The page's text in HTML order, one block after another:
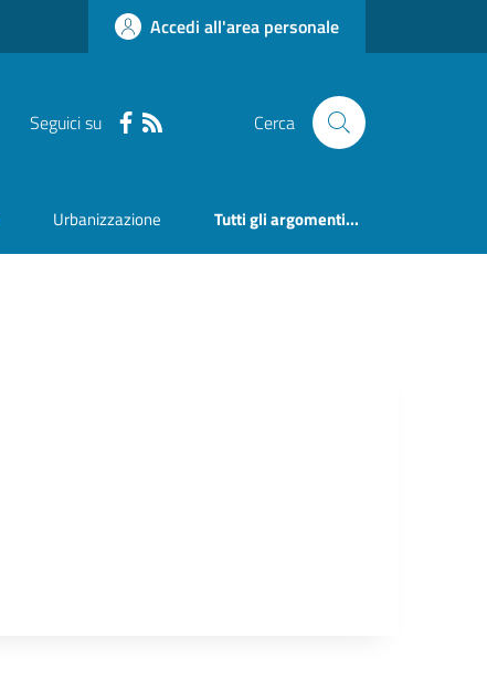
Accedi all'area personale
Seguici su Cerca
Urbanizzazione Tutti gli argomenti...